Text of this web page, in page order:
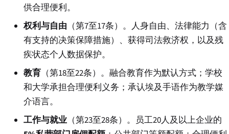
供合理便利。
权利与自由 （第7至17条）。人身自由、法律能力（含
有支持的决策保障措施）、获得司法救济权，以及残
疾状态个人数据保护。
教育 （第18至22条）。融合教育作为默认方式；学校
和大学承担合理便利义务；承认埃及手语作为教学媒
介语言。
工作与就业 （第23至28条）。员工20人及以上企业的